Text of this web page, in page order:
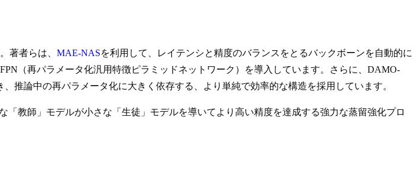
著者らは、 MAE-NASを利用して、レイテンシと精度のバランスをとるバックボーンを自動的に
（再パラメータ化汎用特徴ピラミッドネットワーク）を導入しています。さらに、DAMO-
推論中の再パラメータ化に大きく依存する、より単純で効率的な構造を採用しています。
教師」モデルが小さな「生徒」モデルを導いてより高い精度を達成する強力な蒸留強化プロ